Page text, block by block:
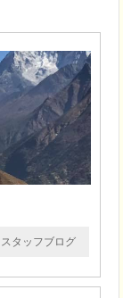
スタッフブログ